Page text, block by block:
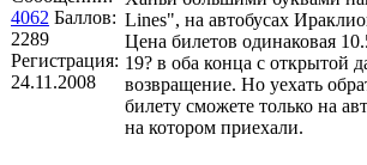
4062 Баллов:
2289
Регистрация:
24.11.2008
Lines", на автобусах
Цена билетов одинаковая
19? в оба конца с открытой
возвращение. Но уехать
билету сможете только на
на котором приехали.